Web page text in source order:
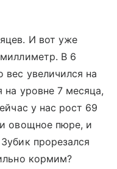
И вот уже
В 6
вес увеличился на
на уровне 7 месяца,
у нас рост 69
овощное пюре, и
прорезался
кормим?